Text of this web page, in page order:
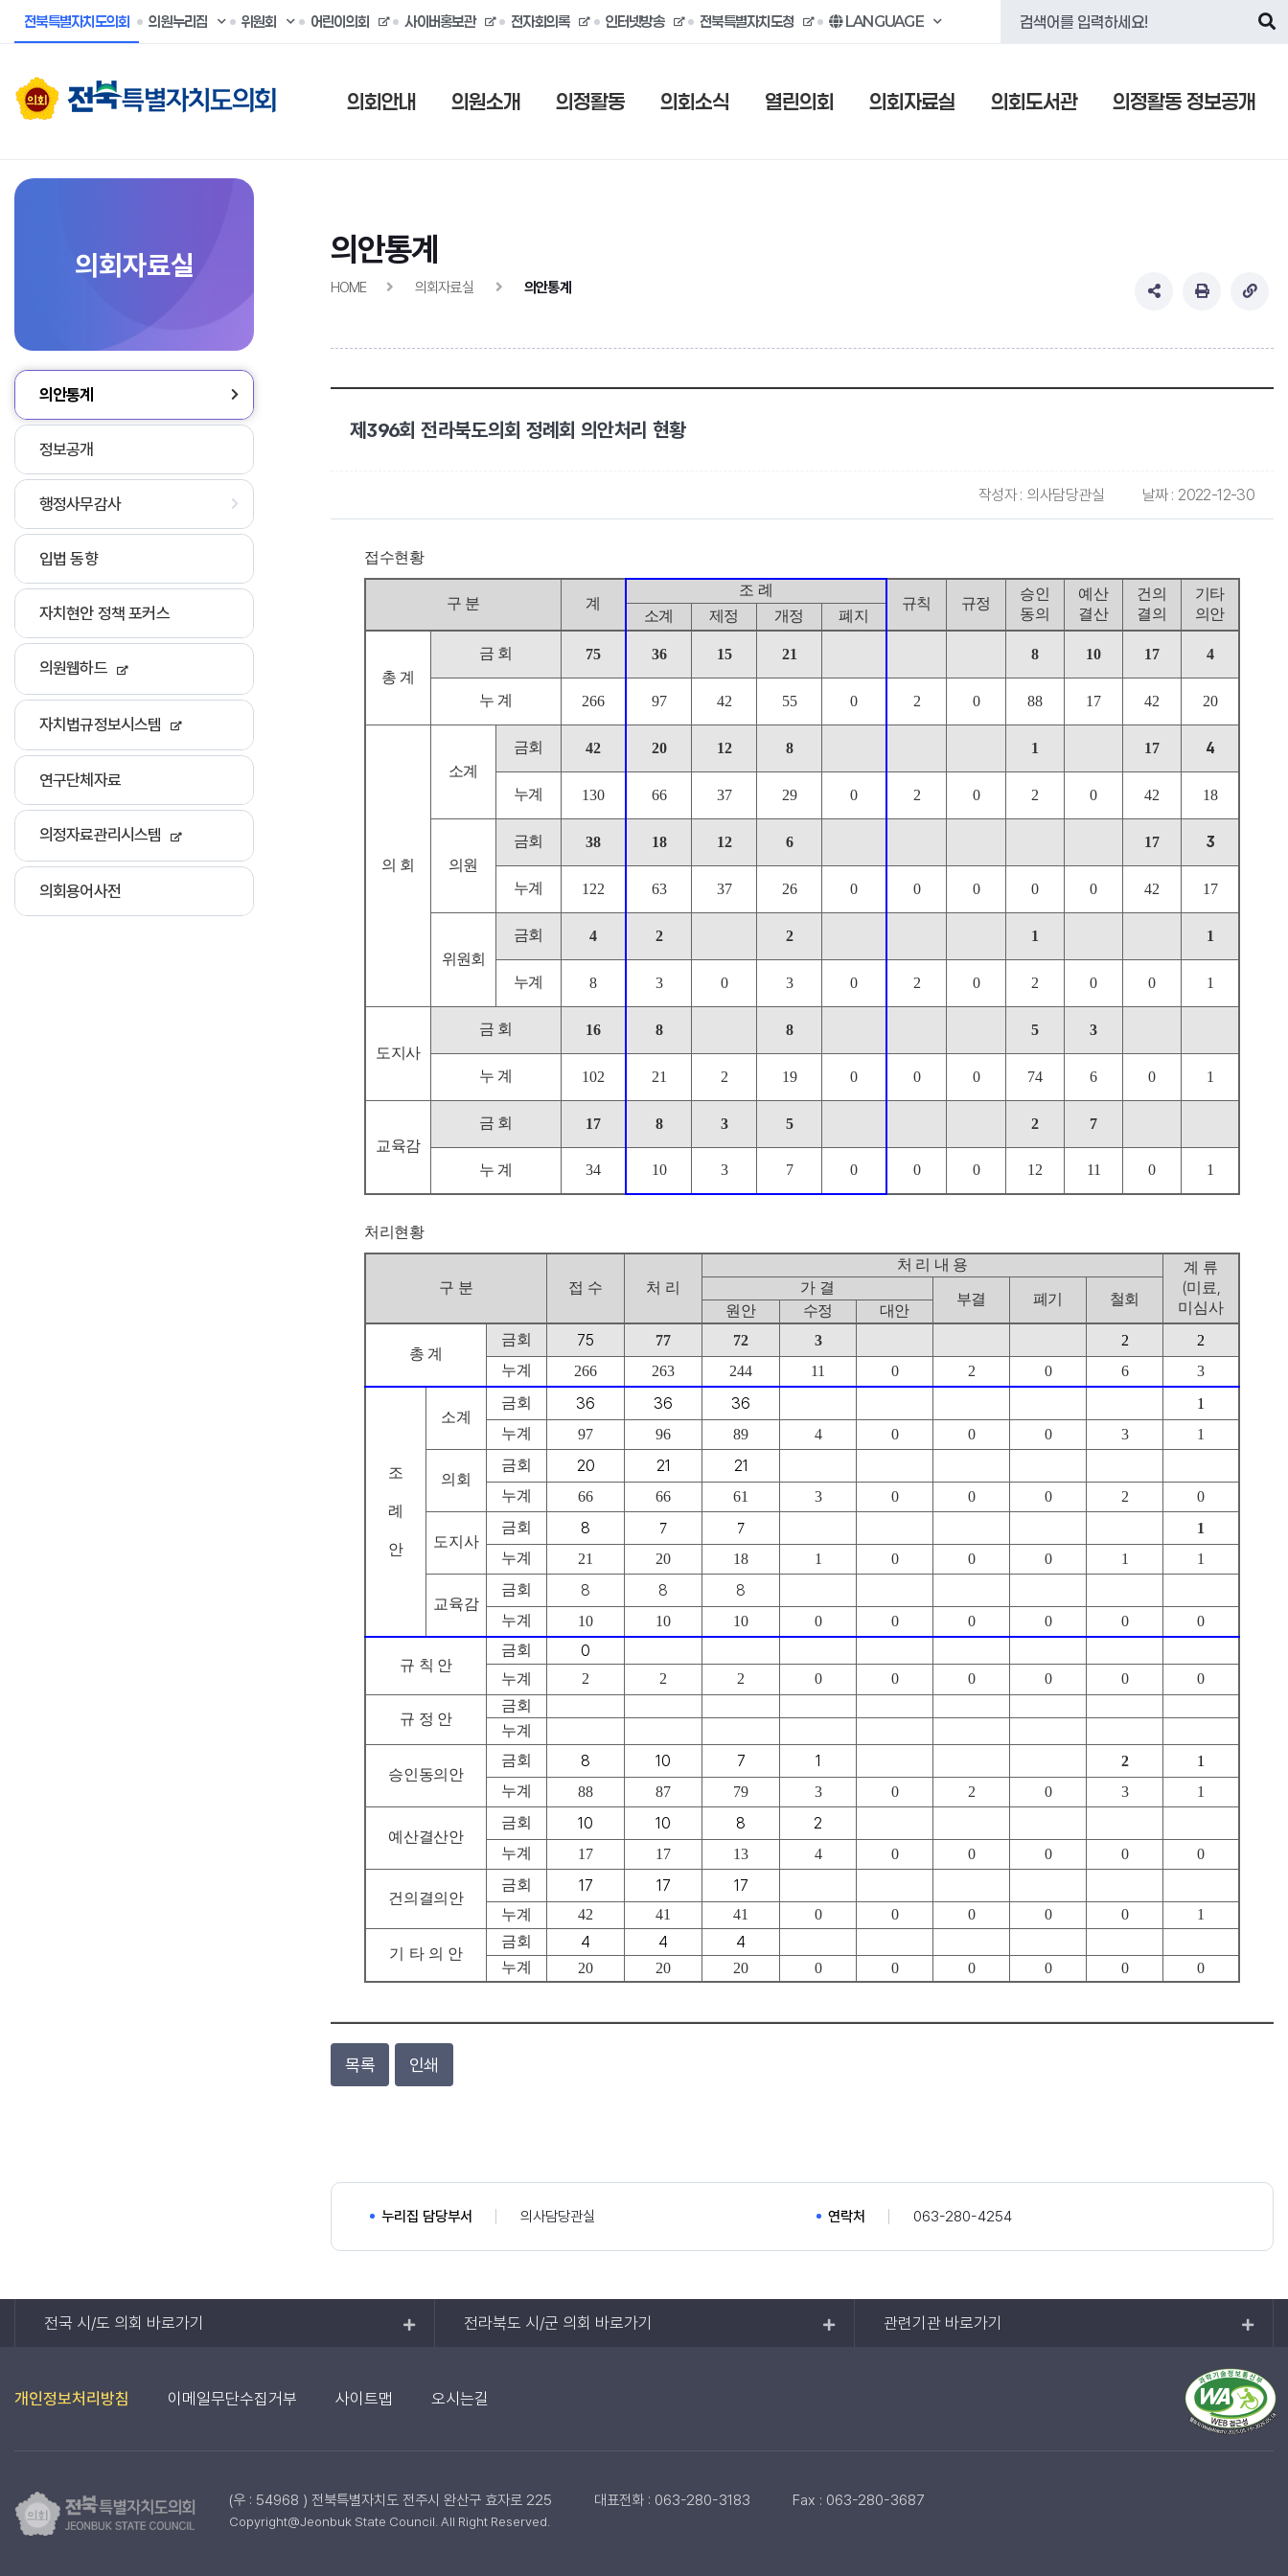
전북특별자치도의회 의원누리집 위원회 어린이의회 사이버홍보관 전자회의록 인터넷방송 전북특별자치도청 LANGUAGE
의회안내 의원소개 의정활동 의회소식 열린의회 의회자료실 의회도서관 의정활동 정보공개
의회자료실
의안통계
정보공개
행정사무감사
입법 동향
자치현안 정책 포커스
의원웹하드
자치법규정보시스템
연구단체자료
의정자료관리시스템
의회용어사전
의안통계
HOME 의회자료실 의안통계
제396회 전라북도의회 정례회 의안처리 현황
작성자 : 의사담당관실 날짜 : 2022-12-30
접수현황
구 분 계
조 례
규칙
규정
승인
동의
예산
결산
건의
결의
기타
의안
소계 제정 개정 폐지
총 계
금 회 75 36 15 21 8 10 17 4
누 계 266 97 42 55 0 2 0 88 17 42 20
의 회
소계
금회 42 20 12 8 1 17 4
누계 130 66 37 29 0 2 0 2 0 42 18
의원
금회 38 18 12 6 17 3
누계 122 63 37 26 0 0 0 0 0 42 17
위원회
금회 4 2 2 1 1
누계 8 3 0 3 0 2 0 2 0 0 1
도지사
금 회 16 8 8 5 3
누 계 102 21 2 19 0 0 0 74 6 0 1
교육감
금 회 17 8 3 5 2 7
누 계 34 10 3 7 0 0 0 12 11 0 1
처리현황
구 분 접 수 처 리
처 리 내 용 계 류
(미료,
미심사
가 결
부결 폐기 철회
원안 수정 대안
총 계
금회 75 77 72 3 2
2
누계
266 263 244 11 0 2 0 6 3
조
례
안
소계
금회 36 36 36
1
누계
97 96 89 4 0 0 0 3 1
의회
금회 20 21 21
누계 66 66 61 3 0 0 0 2 0
도지사
금회 8 7 7
1
누계
21 20 18 1 0 0 0 1 1
교육감
금회 8 8 8
누계 10 10 10 0 0 0 0 0 0
규 칙 안
금회 0
누계 2 2 2 0 0 0 0 0 0
규 정 안
금회
누계
승인동의안
금회 8 10 7 1 2
1
누계
88 87 79 3 0 2 0 3 1
예산결산안
금회 10 10 8 2
누계 17 17 13 4 0 0 0 0 0
건의결의안
금회 17 17 17
누계 42 41 41 0 0 0 0 0 1
기타의 안
금회 4 4 4
누계 20 20 20 0 0 0 0 0 0
목록 인쇄
누리집 담당부서 의사담당관실 연락처 063-280-4254
전국 시/도 의회 바로가기 전라북도 시/군 의회 바로가기 관련기관 바로가기
개인정보처리방침 이메일무단수집거부 사이트맵 오시는길
(우 : 54968 ) 전북특별자치도 전주시 완산구 효자로 225 대표전화 : 063-280-3183 Fax : 063-280-3687
Copyright@Jeonbuk State Council. All Right Reserved.